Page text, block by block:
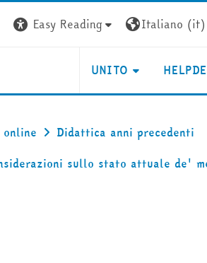
Easy Reading Italiano ‎(it)‎
UNITO
Didattica anni precedenti
sullo stato attuale de'